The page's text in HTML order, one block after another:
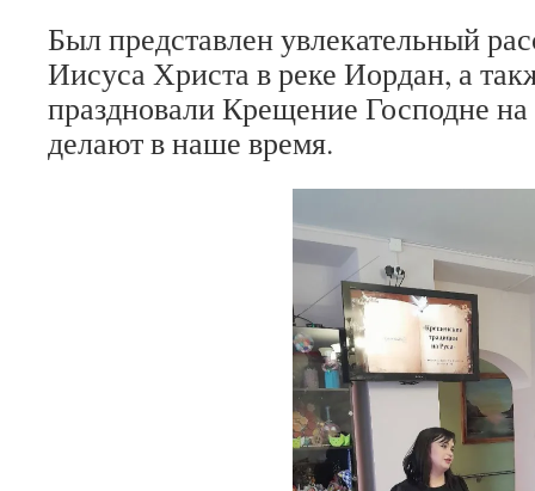
Был представлен увлекательный
Иисуса Христа в реке Иордан, а
праздновали Крещение Господне на
делают в наше время.